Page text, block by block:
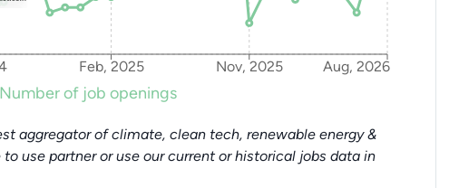
Feb, 2025 Nov, 2025 Aug, 2026
Number of job openings
aggregator of climate, clean tech, renewable energy &
use partner or use our current or historical jobs data in